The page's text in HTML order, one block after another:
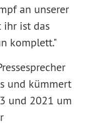
an unserer
ihr ist das
komplett."
und kümmert
und 2021 um